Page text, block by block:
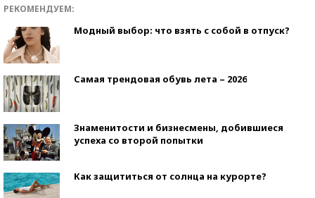
РЕКОМЕНДУЕМ:
Модный выбор: что взять с собой в отпуск?
Самая трендовая обувь лета – 2026
Знаменитости и бизнесмены, добившиеся
успеха со второй попытки
Как защититься от солнца на курорте?